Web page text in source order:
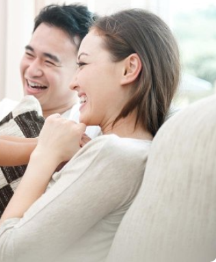
Kulkas berhenti ...
Jangan Tergiur Harga
Murah! Begini Cara Memilih
Genset yang Aman untuk
Rumah